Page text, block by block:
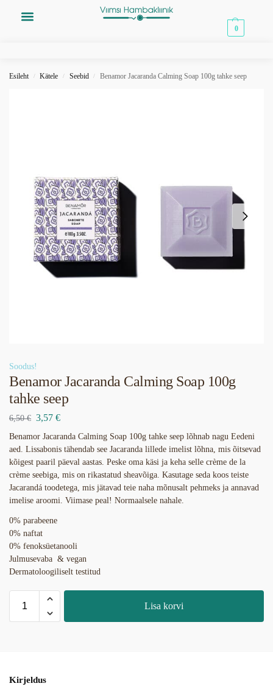
0
Esileht / Kätele / Seebid / Benamor Jacaranda Calming Soap 100g tahke seep
Soodus!
Benamor Jacaranda Calming Soap 100g
tahke seep
6,50€ 3,57 €
Benamor Jacaranda Calming Soap 100g tahke seep lõhnab nagu Eedeni
aed. Lissabonis tähendab see Jacaranda lillede imelist lõhna, mis õitsevad
kõigest paaril päeval aastas. Peske oma käsi ja keha selle crème de la
crème seebiga, mis on rikastatud sheavõiga. Kasutage seda koos teiste
Jacarandá toodetega, mis jätavad teie naha mõnusalt pehmeks ja annavad
imelise aroomi. Viimase peal! Normaalsele nahale.
0% parabeene
0% naftat
0% fenoksüetanooli
Julmusevaba & vegan
Dermatoloogiliselt testitud
Lisa korvi
Kirjeldus